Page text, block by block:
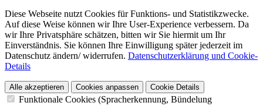
Diese Webseite nutzt Cookies für Funktions- und Statistikzwecke.
Auf diese Weise können wir Ihre User-Experience verbessern. Da
wir Ihre Privatsphäre schätzen, bitten wir Sie hiermit um Ihr
Einverständnis. Sie können Ihre Einwilligung später jederzeit im
Datenschutz ändern/ widerrufen. Datenschutzerklärung und Cookie-
Details
Alle akzeptieren Cookies anpassen Cookie Details
Funktionale Cookies (Spracherkennung, Bündelung